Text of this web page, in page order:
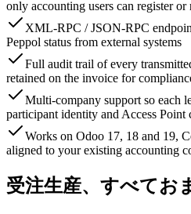
only accounting users can register or
XML-RPC / JSON-RPC
Peppol status from external systems
Full audit trail of every
retained on the invoice for
Multi-company support so each
participant identity and Access Point
Works on Odoo 17, 18 and 19,
aligned to your existing accounting
受注生産、すべてお